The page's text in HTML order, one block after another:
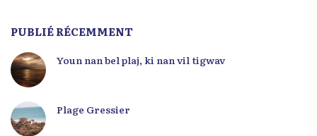
PUBLIÉ RÉCEMMENT
Youn nan bel plaj, ki nan vil tigwav
Plage Gressier